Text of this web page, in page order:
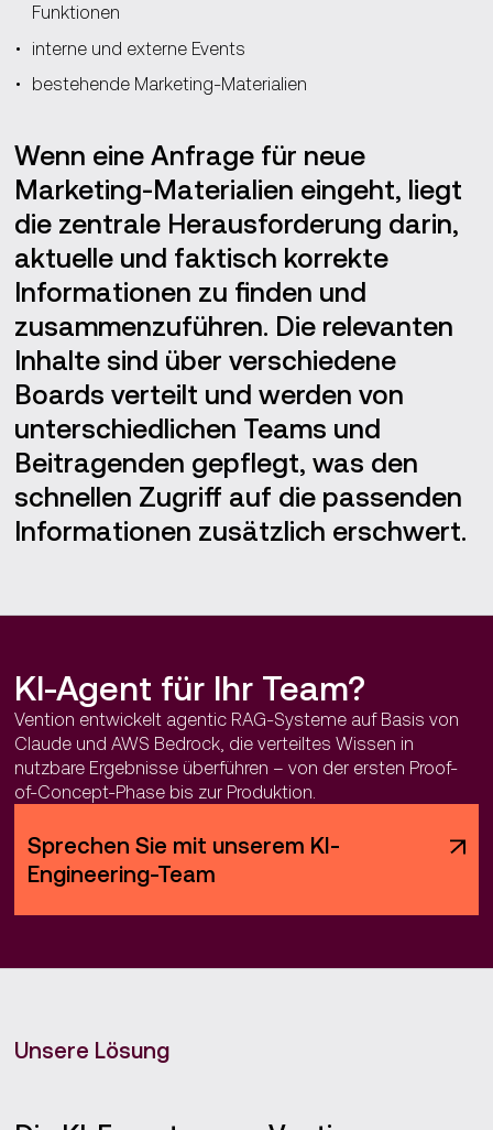
Funktionen
interne und externe Events
bestehende Marketing-Materialien
Wenn eine Anfrage für neue
Marketing-Materialien eingeht, liegt
die zentrale Herausforderung darin,
aktuelle und faktisch korrekte
Informationen zu finden und
zusammenzuführen. Die relevanten
Inhalte sind über verschiedene
Boards verteilt und werden von
unterschiedlichen Teams und
Beitragenden gepflegt, was den
schnellen Zugriff auf die passenden
Informationen zusätzlich erschwert.
KI-Agent für Ihr Team?
Vention entwickelt agentic RAG-Systeme auf Basis von
Claude und AWS Bedrock, die verteiltes Wissen in
nutzbare Ergebnisse überführen – von der ersten Proof-
of-Concept-Phase bis zur Produktion.
Sprechen Sie mit unserem KI-
Engineering-Team
Unsere Lösung